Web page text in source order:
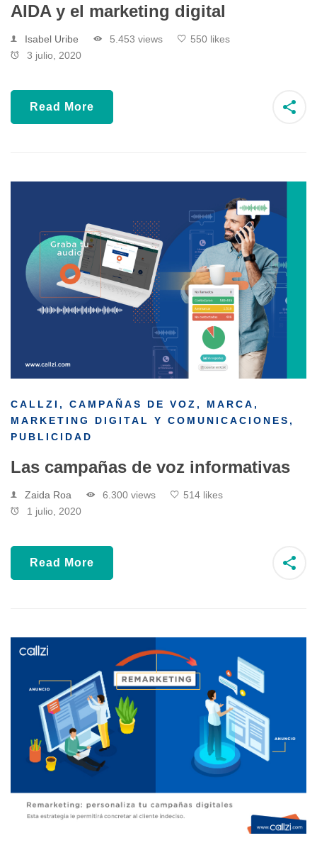
AIDA y el marketing digital
Isabel Uribe 5.453 views
550 likes
3 julio, 2020
Read More
CALLZI , CAMPAÑAS DE VOZ , MARCA ,
MARKETING DIGITAL Y COMUNICACIONES ,
PUBLICIDAD
Las campañas de voz informativas
Zaida Roa 6.300 views
514 likes
1 julio, 2020
Read More